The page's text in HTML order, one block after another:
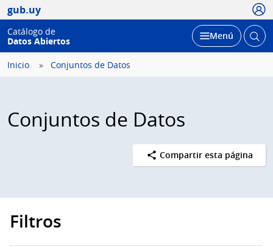
gub.uy
Catálogo de
Datos Abiertos
Desplegar
Menú Abrir
Inicio Conjuntos de Datos
Conjuntos de Datos
Compartir esta página
Filtros